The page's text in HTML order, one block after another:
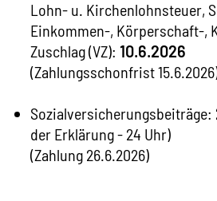
Lohn- u. Kirchenlohnsteuer,
Einkommen-, Körperschaft-,
Zuschlag (VZ): 10.6.2026
(Zahlungsschonfrist
Sozialversicherungsbeiträge:
der Erklärung - 24 Uhr)
(Zahlung 26.6.2026)